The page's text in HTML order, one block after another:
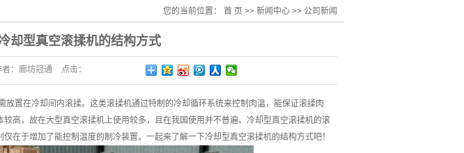
您的当前位置： 首 页 >> 新闻中心 >> 公司新闻
却型真空滚揉机的结构方式
： 廊坊冠通 点击：
放置在冷却间内滚揉。这类滚揉机通过特制的冷却循环系统来控制肉温，能保证滚揉肉
高，故在大型真空滚揉机上使用较多，且在我国使用并不普遍。冷却型真空滚揉机的滚
在于增加了能控制温度的制冷装置。一起来了解一下冷却型真空滚揉机的结构方式吧！